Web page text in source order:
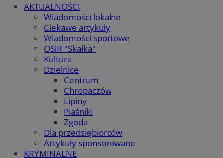
AKTUALNOŚCI
Wiadomości lokalne
Ciekawe artykuły
Wiadomości sportowe
OSiR "Skałka"
Kultura
Dzielnice
Centrum
Chropaczów
Lipiny
Piaśniki
Zgoda
Dla przedsiębiorców
Artykuły sponsorowane
KRYMINALNE